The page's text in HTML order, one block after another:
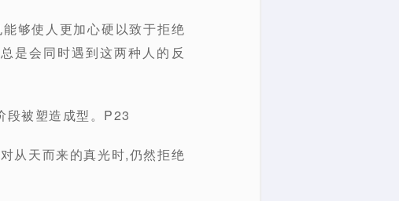
够使人更加心硬以致于拒绝
是会同时遇到这两种人的反
段被塑造成型。P23
从天而来的真光时,仍然拒绝